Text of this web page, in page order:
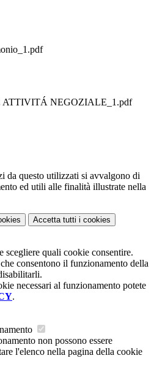
NEGOZIALE_1.pdf
da questo utilizzati si avvalgono di
ed utili alle finalità illustrate nella
Accetta tutti i cookies
scegliere quali cookie consentire.
consentono il funzionamento della
necessari al funzionamento potete
.
non possono essere
l'elenco nella pagina della cookie